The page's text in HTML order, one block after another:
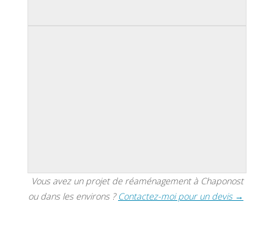
Vous avez un projet de réaménagement à Chaponost
ou dans les environs ? Contactez-moi pour un devis →